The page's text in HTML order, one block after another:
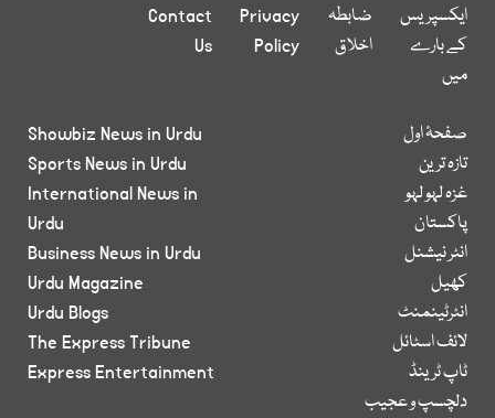
ایکسپریس
کے بارے
میں
ضابطہ
اخلاق
Privacy
Policy
Contact
Us
صفحۂ اول
تازہ ترین
غزہ لہو لہو
پاکستان
انٹر نیشنل
کھیل
انٹرٹینمنٹ
لائف اسٹائل
ٹاپ ٹرینڈ
دلچسپ و عجیب
Showbiz News in Urdu
Sports News in Urdu
International News in
Urdu
Business News in Urdu
Urdu Magazine
Urdu Blogs
The Express Tribune
Express Entertainment